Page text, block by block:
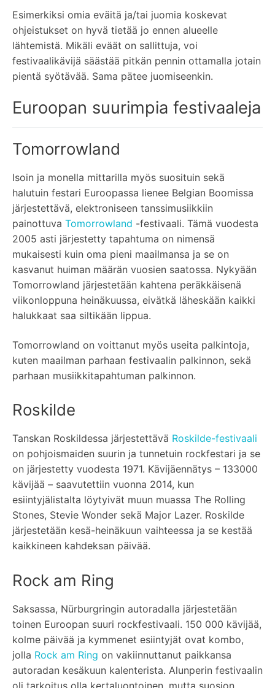
Esimerkiksi omia eväitä ja/tai juomia koskevat
ohjeistukset on hyvä tietää jo ennen alueelle
lähtemistä. Mikäli eväät on sallittuja, voi
festivaalikävijä säästää pitkän pennin ottamalla jotain
pientä syötävää. Sama pätee juomiseenkin.
Euroopan suurimpia festivaaleja
Tomorrowland
Isoin ja monella mittarilla myös suosituin sekä
halutuin festari Euroopassa lienee Belgian Boomissa
järjestettävä, elektroniseen tanssimusiikkiin
painottuva Tomorrowland -festivaali. Tämä vuodesta
2005 asti järjestetty tapahtuma on nimensä
mukaisesti kuin oma pieni maailmansa ja se on
kasvanut huiman määrän vuosien saatossa. Nykyään
Tomorrowland järjestetään kahtena peräkkäisenä
viikonloppuna heinäkuussa, eivätkä läheskään kaikki
halukkaat saa siltikään lippua.
Tomorrowland on voittanut myös useita palkintoja,
kuten maailman parhaan festivaalin palkinnon, sekä
parhaan musiikkitapahtuman palkinnon.
Roskilde
Tanskan Roskildessa järjestettävä Roskilde-festivaali
on pohjoismaiden suurin ja tunnetuin rockfestari ja se
on järjestetty vuodesta 1971. Kävijäennätys – 133000
kävijää – saavutettiin vuonna 2014, kun
esiintyjälistalta löytyivät muun muassa The Rolling
Stones, Stevie Wonder sekä Major Lazer. Roskilde
järjestetään kesä-heinäkuun vaihteessa ja se kestää
kaikkineen kahdeksan päivää.
Rock am Ring
Saksassa, Nürburgringin autoradalla järjestetään
toinen Euroopan suuri rockfestivaali. 150 000 kävijää,
kolme päivää ja kymmenet esiintyjät ovat kombo,
jolla Rock am Ring on vakiinnuttanut paikkansa
autoradan kesäkuun kalenterista. Alunperin festivaalin
oli tarkoitus olla kertaluontoinen, mutta suosion